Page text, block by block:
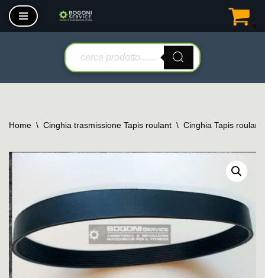
Vai
Home \ Cinghia trasmissione Tapis roulant \ Cinghia Tapis roulant